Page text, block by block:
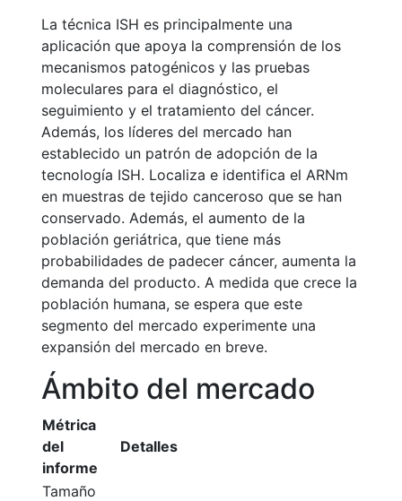
La técnica ISH es principalmente una
aplicación que apoya la comprensión de los
mecanismos patogénicos y las pruebas
moleculares para el diagnóstico, el
seguimiento y el tratamiento del cáncer.
Además, los líderes del mercado han
establecido un patrón de adopción de la
tecnología ISH. Localiza e identifica el ARNm
en muestras de tejido canceroso que se han
conservado. Además, el aumento de la
población geriátrica, que tiene más
probabilidades de padecer cáncer, aumenta la
demanda del producto. A medida que crece la
población humana, se espera que este
segmento del mercado experimente una
expansión del mercado en breve.
Ámbito del mercado
Métrica
del
informe
Detalles
Tamaño